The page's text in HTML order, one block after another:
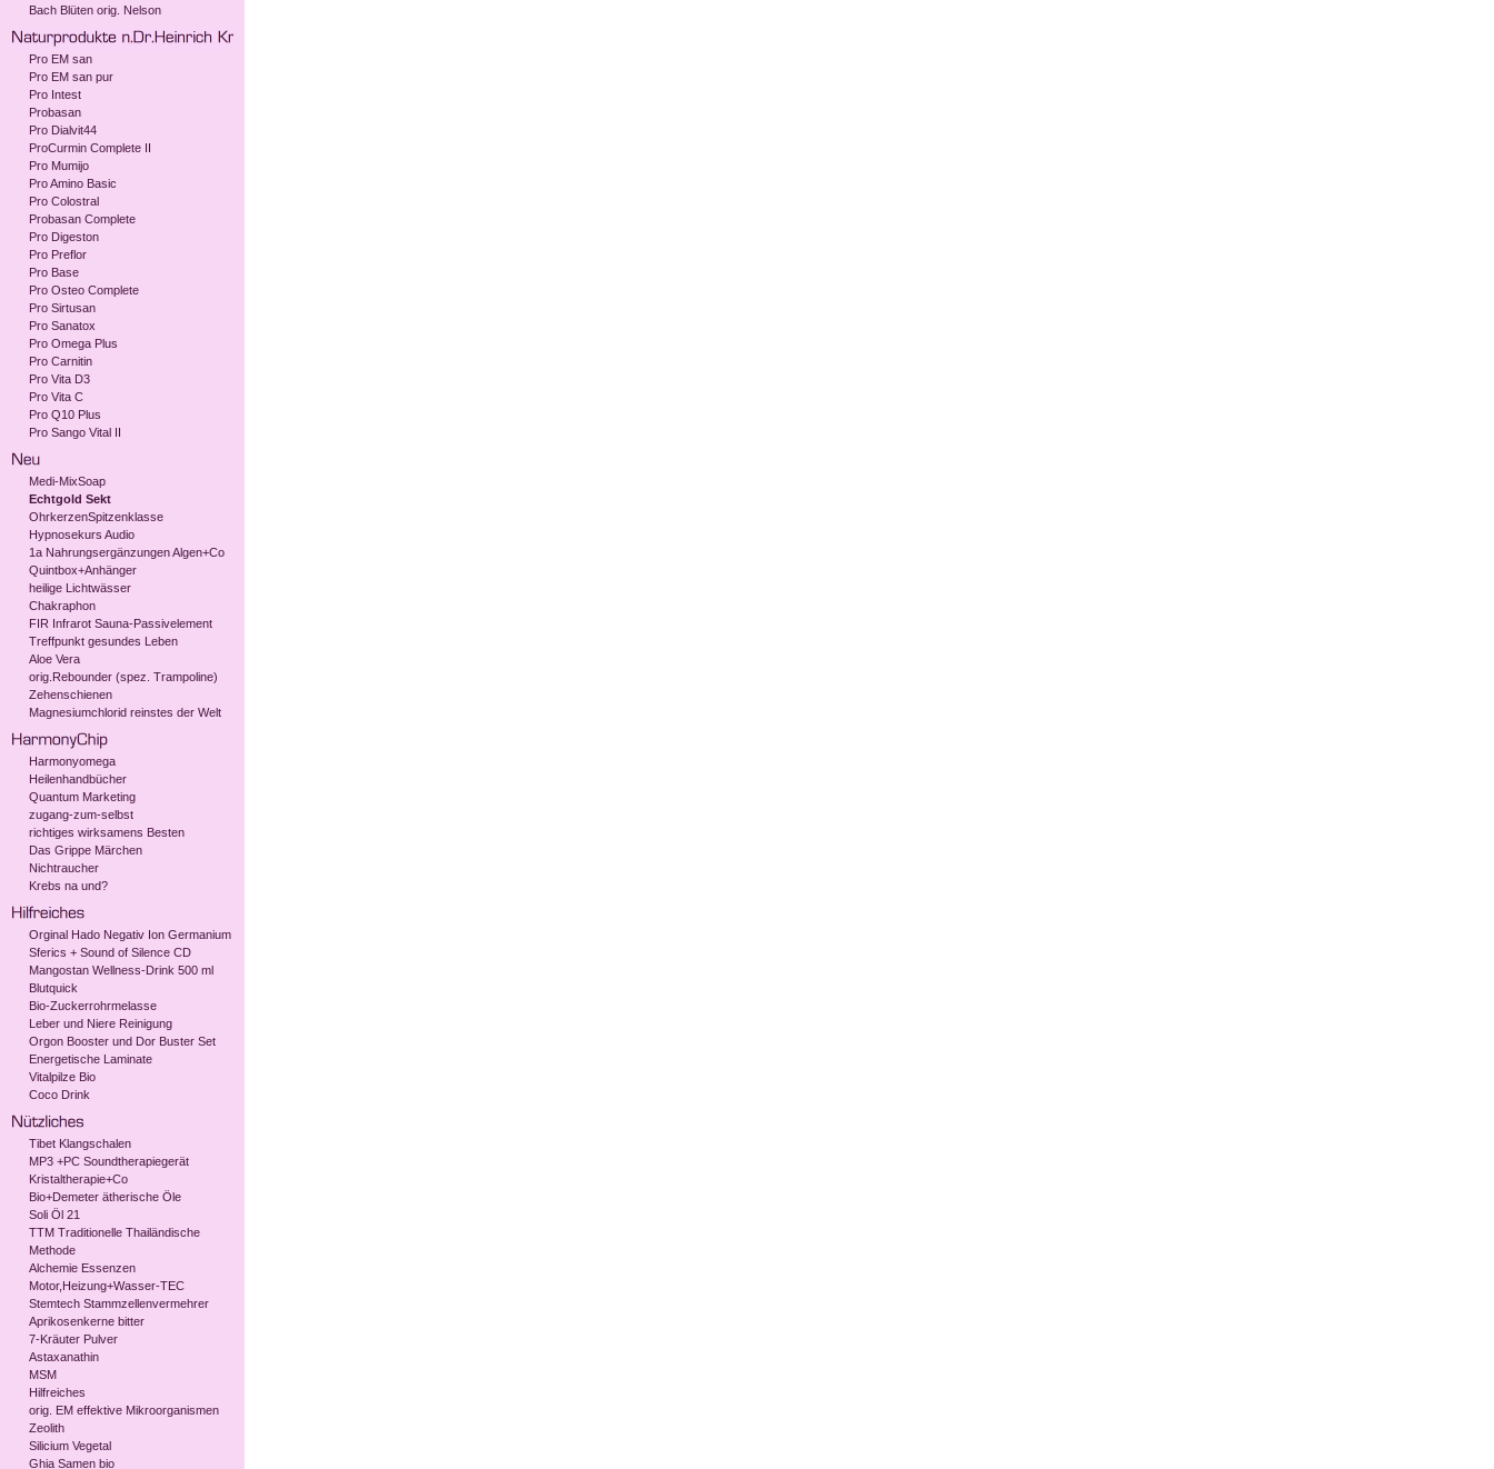
Bach Blüten orig. Nelson
Pro EM san
Pro EM san pur
Pro Intest
Probasan
Pro Dialvit44
ProCurmin Complete II
Pro Mumijo
Pro Amino Basic
Pro Colostral
Probasan Complete
Pro Digeston
Pro Preflor
Pro Base
Pro Osteo Complete
Pro Sirtusan
Pro Sanatox
Pro Omega Plus
Pro Carnitin
Pro Vita D3
Pro Vita C
Pro Q10 Plus
Pro Sango Vital II
Medi-MixSoap
Echtgold Sekt
OhrkerzenSpitzenklasse
Hypnosekurs Audio
1a Nahrungsergänzungen Algen+Co
Quintbox+Anhänger
heilige Lichtwässer
Chakraphon
FIR Infrarot Sauna-Passivelement
Treffpunkt gesundes Leben
Aloe Vera
orig.Rebounder (spez. Trampoline)
Zehenschienen
Magnesiumchlorid reinstes der Welt
Harmonyomega
Heilenhandbücher
Quantum Marketing
zugang-zum-selbst
richtiges wirksamens Besten
Das Grippe Märchen
Nichtraucher
Krebs na und?
Orginal Hado Negativ Ion Germanium
Sferics + Sound of Silence CD
Mangostan Wellness-Drink 500 ml
Blutquick
Bio-Zuckerrohrmelasse
Leber und Niere Reinigung
Orgon Booster und Dor Buster Set
Energetische Laminate
Vitalpilze Bio
Coco Drink
Tibet Klangschalen
MP3 +PC Soundtherapiegerät
Kristaltherapie+Co
Bio+Demeter ätherische Öle
Soli Öl 21
TTM Traditionelle Thailändische
Methode
Alchemie Essenzen
Motor,Heizung+Wasser-TEC
Stemtech Stammzellenvermehrer
Aprikosenkerne bitter
7-Kräuter Pulver
Astaxanathin
MSM
Hilfreiches
orig. EM effektive Mikroorganismen
Zeolith
Silicium Vegetal
Ghia Samen bio